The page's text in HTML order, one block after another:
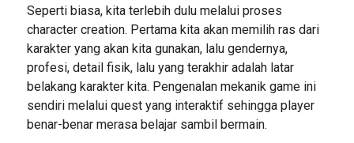
Seperti biasa, kita terlebih dulu melalui proses
character creation. Pertama kita akan memilih ras dari
karakter yang akan kita gunakan, lalu gendernya,
profesi, detail fisik, lalu yang terakhir adalah latar
belakang karakter kita. Pengenalan mekanik game ini
sendiri melalui quest yang interaktif sehingga player
benar-benar merasa belajar sambil bermain.